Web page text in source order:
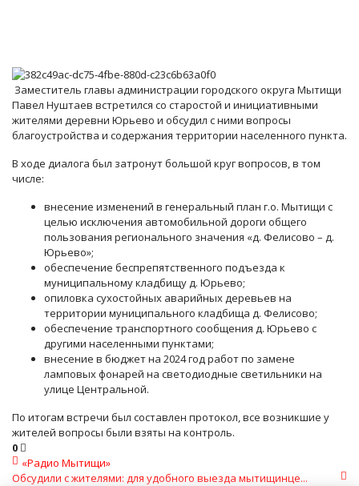
Заместитель главы администрации городского округа Мытищи
Павел Нуштаев встретился со старостой и инициативными
жителями деревни Юрьево и обсудил с ними вопросы
благоустройства и содержания территории населенного пункта.
В ходе диалога был затронут большой круг вопросов, в том
числе:
внесение изменений в генеральный план г.о. Мытищи с
целью исключения автомобильной дороги общего
пользования регионального значения «д. Фелисово – д.
Юрьево»;
обеспечение беспрепятственного подъезда к
муниципальному кладбищу д. Юрьево;
опиловка сухостойных аварийных деревьев на
территории муниципального кладбища д. Фелисово;
обеспечение транспортного сообщения д. Юрьево с
другими населенными пунктами;
внесение в бюджет на 2024 год работ по замене
ламповых фонарей на светодиодные светильники на
улице Центральной.
По итогам встречи был составлен протокол, все возникшие у
жителей вопросы были взяты на контроль.
0
«Радио Мытищи»
Обсудили с жителями: для удобного выезда мытищинце...